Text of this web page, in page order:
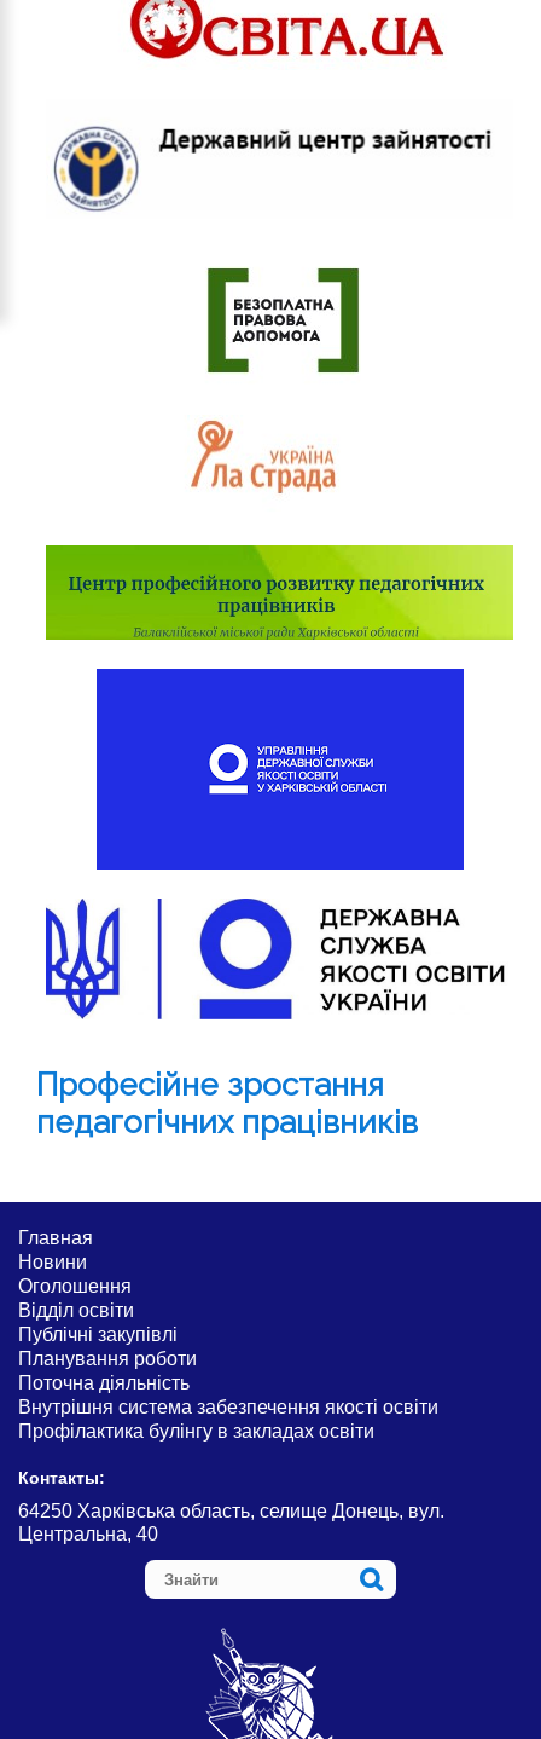
Професійне зростання
педагогічних працівників
Главная
Новини
Оголошення
Відділ освіти
Публічні закупівлі
Планування роботи
Поточна діяльність
Внутрішня система забезпечення якості освіти
Профілактика булінгу в закладах освіти
Контакты:
64250 Харківська область, селище Донець, вул.
Центральна, 40